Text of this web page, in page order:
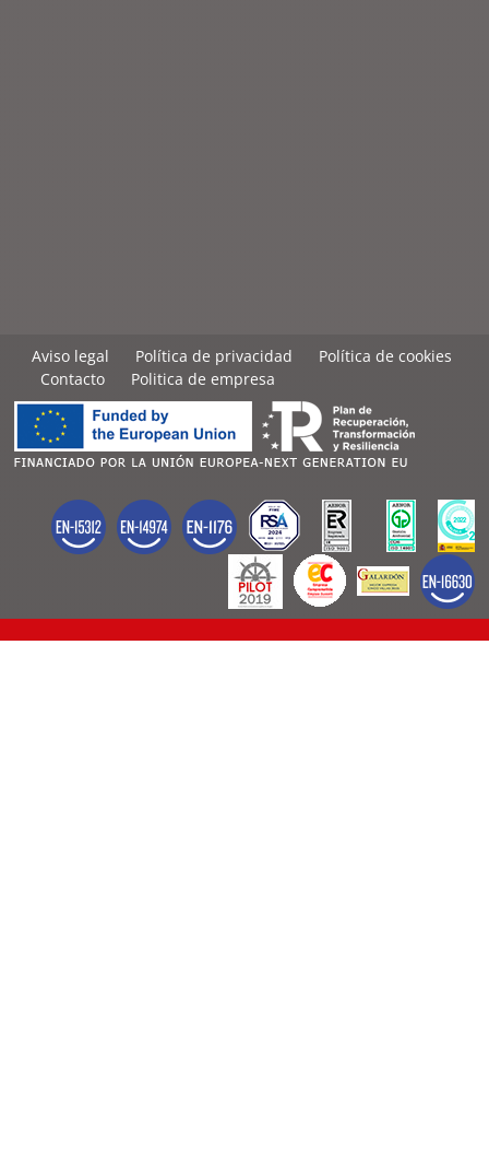
Aviso legal Política de privacidad
Política de cookies
Contacto
Politica de empresa